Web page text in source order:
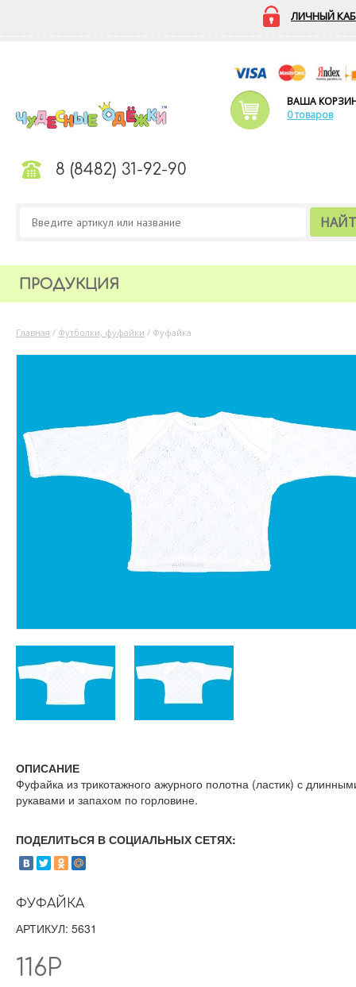
ЛИЧНЫЙ
8 (8482) 31-92-90
ВАША
0 товаров
ПРОДУКЦИЯ
Главная / Футболки, фуфайки / Фуфайка
ОПИСАНИЕ
Фуфайка из трикотажного ажурного полотна (ластик) с
рукавами и запахом по горловине.
ПОДЕЛИТЬСЯ В СОЦИАЛЬНЫХ СЕТЯХ:
ФУФАЙКА
АРТИКУЛ: 5631
116Р